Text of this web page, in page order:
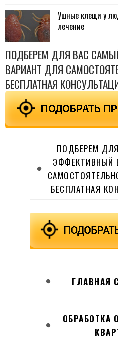
Ушные клещи у
лечение
ПОДБЕРЕМ ДЛЯ ВАС
ВАРИАНТ ДЛЯ
БЕСПЛАТНАЯ
ПОДБЕРЕМ
ЭФФЕКТИВНЫЙ
БЕСПЛАТНАЯ
ГЛАВНАЯ
ОБРАБОТКА